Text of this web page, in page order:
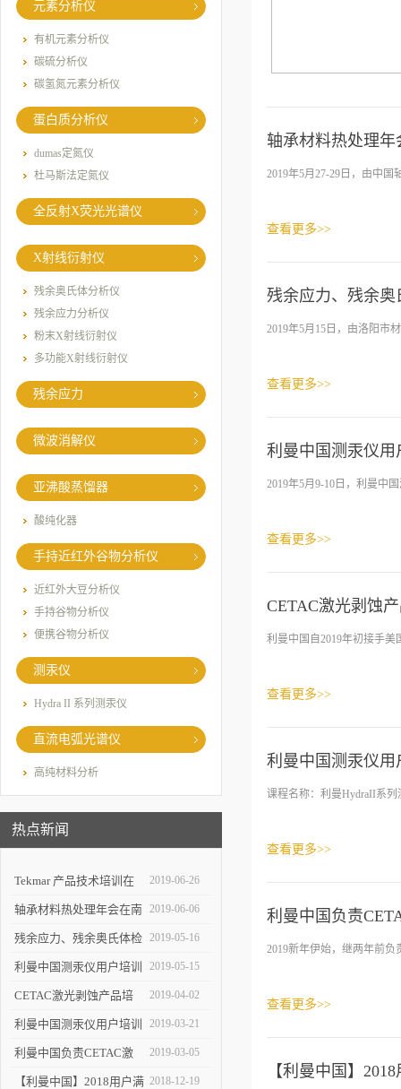
元素分析仪
有机元素分析仪
碳硫分析仪
碳氢氮元素分析仪
蛋白质分析仪
dumas定氮仪
杜马斯法定氮仪
全反射X荧光光谱仪
X射线衍射仪
残余奥氏体分析仪
残余应力分析仪
粉末X射线衍射仪
多功能X射线衍射仪
残余应力
微波消解仪
亚沸酸蒸馏器
酸纯化器
手持近红外谷物分析仪
近红外大豆分析仪
手持谷物分析仪
便携谷物分析仪
测汞仪
Hydra II 系列测汞仪
直流电弧光谱仪
高纯材料分析
热点新闻
Tekmar 产品技术培训在
京举办
2019-06-26
轴承材料热处理年会在南
京召开
2019-06-06
残余应力、残余奥氏体检
测及激光剥蚀技术交流会
在洛阳举办
2019-05-16
利曼中国测汞仪用户培训
会-重庆站圆满落幕
2019-05-15
CETAC激光剥蚀产品培
训在京进行
2019-04-02
利曼中国测汞仪用户培训
会【重庆】邀请函
2019-03-21
利曼中国负责CETAC激
光剥蚀中国区业务
2019-03-05
【利曼中国】2018用户满 2018-12-19
轴承材料热处理
2019年5月27-29日，由中
查看更多>>
残余应力、残余
​2019年5月15日，由洛阳市
查看更多>>
利曼中国测汞仪
2019年5月9-10日，利曼中
查看更多>>
CETAC激光剥蚀
利曼中国自2019年初接手
查看更多>>
利曼中国测汞仪
课程名称：利曼HydraII系列
查看更多>>
利曼中国负责
2019新年伊始，继两年前
查看更多>>
【利曼中国】